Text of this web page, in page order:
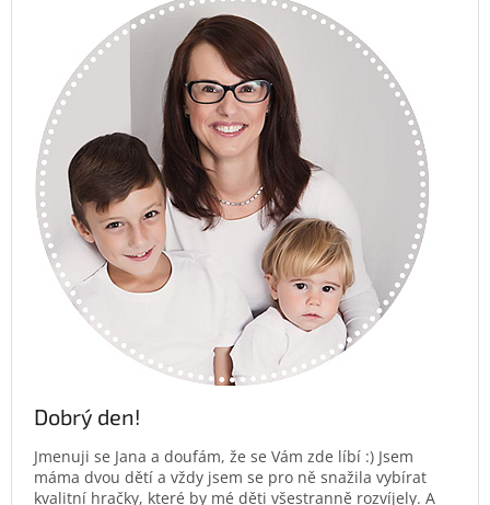
Dobrý den!
Jmenuji se Jana a doufám, že se Vám zde líbí :) Jsem
máma dvou dětí a vždy jsem se pro ně snažila vybírat
kvalitní hračky, které by mé děti všestranně rozvíjely. A